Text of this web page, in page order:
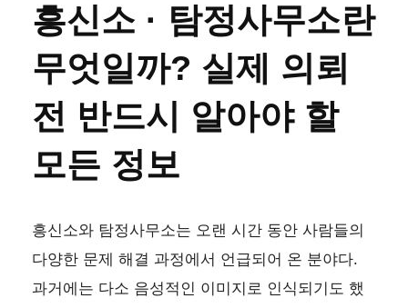
흥신소 · 탐정사무소란
무엇일까? 실제 의뢰
전 반드시 알아야 할
모든 정보
흥신소와 탐정사무소는 오랜 시간 동안 사람들의
다양한 문제 해결 과정에서 언급되어 온 분야다.
과거에는 다소 음성적인 이미지로 인식되기도 했